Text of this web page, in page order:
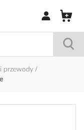
Zaloguj się /
przewody